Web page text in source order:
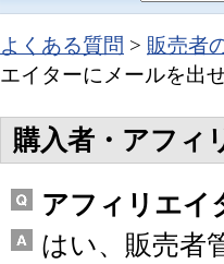
よくある質問 > 販売者
エイターにメールを出
購入者・アフィ
アフィリエイ
はい、販売者